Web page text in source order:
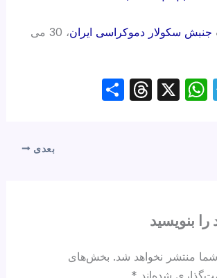
جنبش سکولار دموکراسی ایران
، 30 می
T
W
p
X
T
بعدی
را بنویسید
منتشر نخواهد شد. بخش‌های
شده‌اند *